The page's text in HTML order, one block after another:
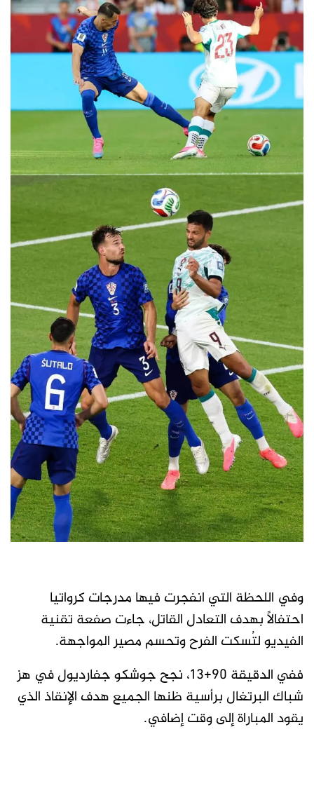
وفي اللحظة التي انفجرت فيها مدرجات كرواتيا
احتفالاً بهدف التعادل القاتل، جاءت صفعة تقنية
الفيديو لتُسكت الفرح وتحسم مصير المواجهة.
ففي الدقيقة 90+13، نجح جوشكو جفارديول في هز
شباك البرتغال برأسية ظنها الجميع هدف الإنقاذ الذي
يقود المباراة إلى وقت إضافي.